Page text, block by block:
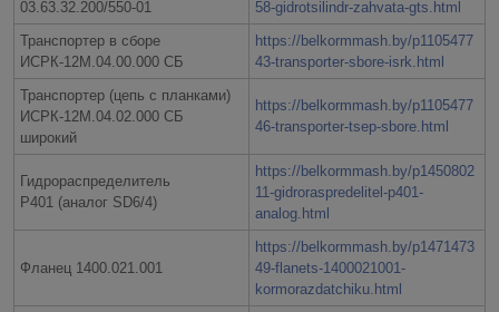
03.63.32.200/550-01
58-gidrotsilindr-zahvata-gts.html
Транспортер в сборе
ИСРК-12М.04.00.000 СБ
https://belkormmash.by/p1105477
43-transporter-sbore-isrk.html
Транспортер (цепь с планками)
ИСРК-12М.04.02.000 СБ
широкий
https://belkormmash.by/p1105477
46-transporter-tsep-sbore.html
Гидрораспределитель
P401 (аналог SD6/4)
https://belkormmash.by/p1450802
11-gidroraspredelitel-p401-
analog.html
Фланец 1400.021.001
https://belkormmash.by/p1471473
49-flanets-1400021001-
kormorazdatchiku.html